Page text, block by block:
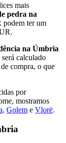
mais
pedra na
podem ter um
na Úmbria
calculado
compra, o que
por
mostramos
, Golem e Vlorë.